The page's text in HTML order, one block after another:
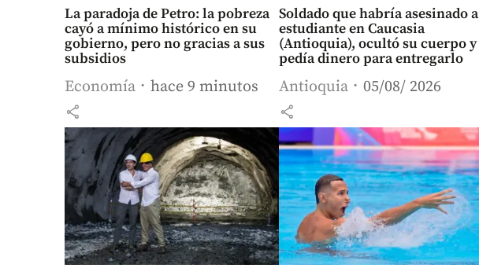
La paradoja de Petro: la pobreza
cayó a mínimo histórico en su
gobierno, pero no gracias a sus
subsidios
Economía hace 9 minutos
share
Soldado que habría asesinado a
estudiante en Caucasia
(Antioquia), ocultó su cuerpo y
pedía dinero para entregarlo
Antioquia 05/08/ 2026
share